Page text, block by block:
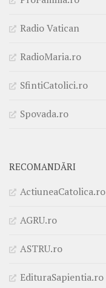
Radio Vatican
RadioMaria.ro
SfintiCatolici.ro
Spovada.ro
RECOMANDĂRI
ActiuneaCatolica.ro
AGRU.ro
ASTRU.ro
EdituraSapientia.ro